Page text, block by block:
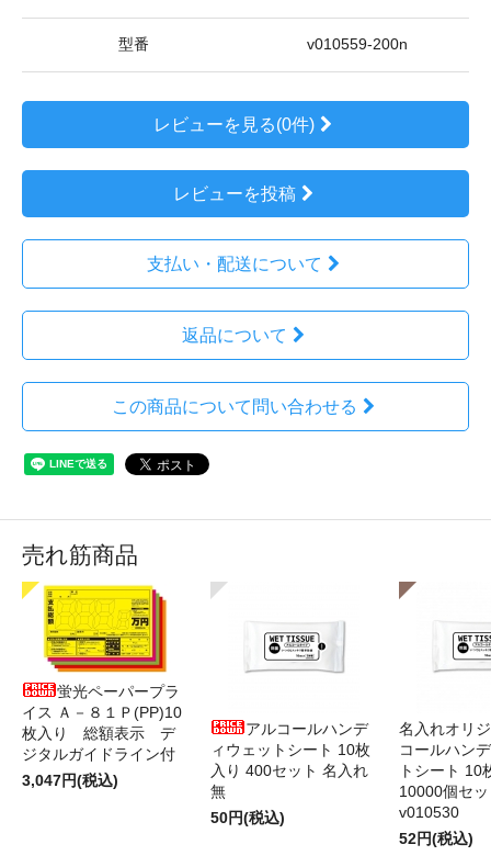
型番 v010559-200n
レビューを見る(0件)
レビューを投稿
支払い・配送について
返品について
この商品について問い合わせる
売れ筋商品
蛍光ペーパープラ
イス Ａ－８１Ｐ(PP)10
枚入り 総額表示 デ
ジタルガイドライン付
3,047円(税込)
アルコールハンデ
ィウェットシート 10枚
入り 400セット 名入れ
無
50円(税込)
名入れオリ
コールハン
トシート 10
10000個セ
v010530
52円(税込)